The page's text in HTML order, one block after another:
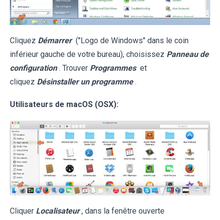
Cliquez Démarrer ("Logo de Windows" dans le coin
inférieur gauche de votre bureau), choisissez Panneau de
configuration . Trouver Programmes et
cliquez Désinstaller un programme .
Utilisateurs de macOS (OSX):
Cliquer Localisateur , dans la fenêtre ouverte